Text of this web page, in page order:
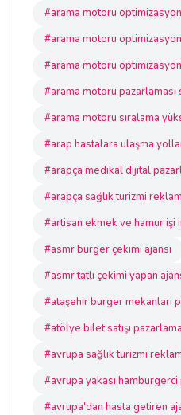
#arama motoru
#arama motoru
#arama motoru
#arama motoru pazarlaması
#arama motoru sıralama
#arap hastalara ulaşma
#arapça medikal dijital
#arapça sağlık turizmi
#artisan ekmek ve hamur işi
#asmr burger çekimi ajansı
#asmr tatlı çekimi yapan
#ataşehir burger mekanları
#atölye bilet satışı pazarlama
#avrupa sağlık turizmi
#avrupa yakası hamburgerci
#avrupa'dan hasta getiren